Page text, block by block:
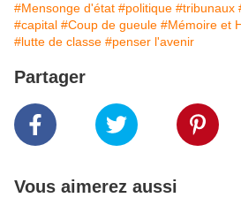
#Mensonge d'état #politique #tribunaux
#capital #Coup de gueule #Mémoire et
#lutte de classe #penser l'avenir
Partager
Vous aimerez aussi